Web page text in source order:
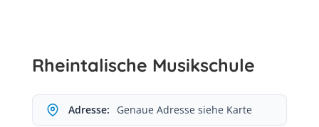
Rheintalische Musikschule
Adresse: Genaue Adresse siehe Karte